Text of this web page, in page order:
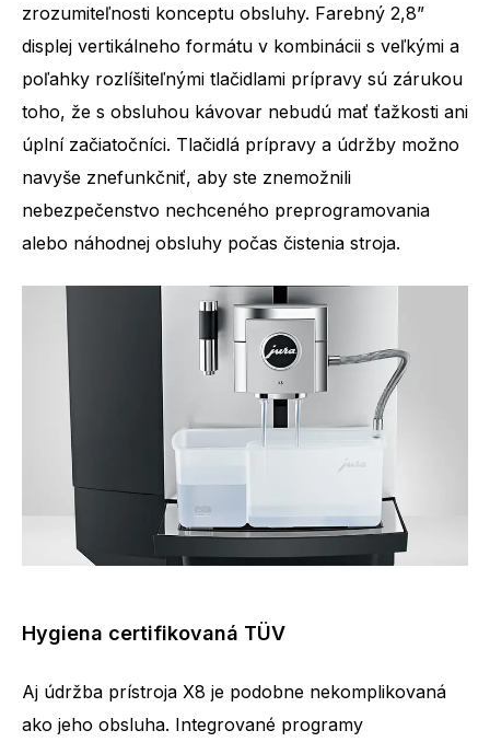
zrozumiteľnosti konceptu obsluhy. Farebný 2,8”
displej vertikálneho formátu v kombinácii s veľkými a
poľahky rozlíšiteľnými tlačidlami prípravy sú zárukou
toho, že s obsluhou kávovar nebudú mať ťažkosti ani
úplní začiatočníci. Tlačidlá prípravy a údržby možno
navyše znefunkčniť, aby ste znemožnili
nebezpečenstvo nechceného preprogramovania
alebo náhodnej obsluhy počas čistenia stroja.
Hygiena certifikovaná TÜV
Aj údržba prístroja X8 je podobne nekomplikovaná
ako jeho obsluha. Integrované programy